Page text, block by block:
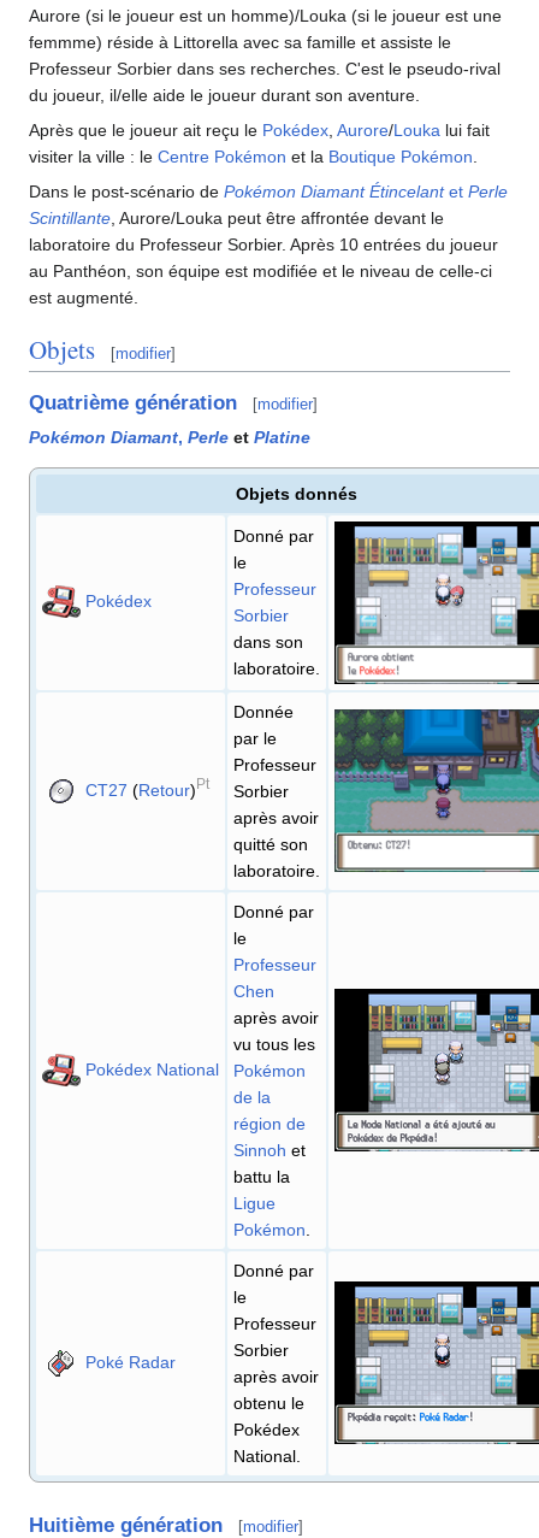
Aurore (si le joueur est un homme)/Louka (si le joueur est une
femmme) réside à Littorella avec sa famille et assiste le
Professeur Sorbier dans ses recherches. C'est le pseudo-rival
du joueur, il/elle aide le joueur durant son aventure.
Après que le joueur ait reçu le Pokédex, Aurore/Louka lui fait
visiter la ville : le Centre Pokémon et la Boutique Pokémon.
Dans le post-scénario de Pokémon Diamant Étincelantet Perle
Scintillante, Aurore/Louka peut être affrontée devant le
laboratoire du Professeur Sorbier. Après 10 entrées du joueur
au Panthéon, son équipe est modifiée et le niveau de celle-ci
est augmenté.
Objets [modifier]
Quatrième génération [modifier]
Pokémon Diamant, Perle et Platine
Objets donnés
Pokédex
Donné par
le
Professeur
Sorbier
dans son
laboratoire.
CT27 (Retour) Pt
Donnée
par le
Professeur
Sorbier
après avoir
quitté son
laboratoire.
Pokédex National
Donné par
le
Professeur
Chen
après avoir
vu tous les
Pokémon
de la
région de
Sinnoh et
battu la
Ligue
Pokémon.
Poké Radar
Donné par
le
Professeur
Sorbier
après avoir
obtenu le
Pokédex
National.
Huitième génération [modifier]